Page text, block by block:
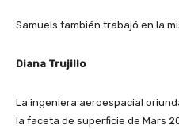
Samuels también trabajó en la
Diana Trujillo
La ingeniera aeroespacial
la faceta de superficie de Mars